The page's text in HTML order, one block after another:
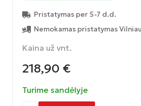
Pristatymas per 5-7 d.d.
Nemokamas pristatymas
Kaina už vnt.
218,90 €
Turime sandėlyje